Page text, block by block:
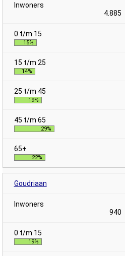
4.885
15%
14%
19%
29%
22%
Goudriaan
940
19%